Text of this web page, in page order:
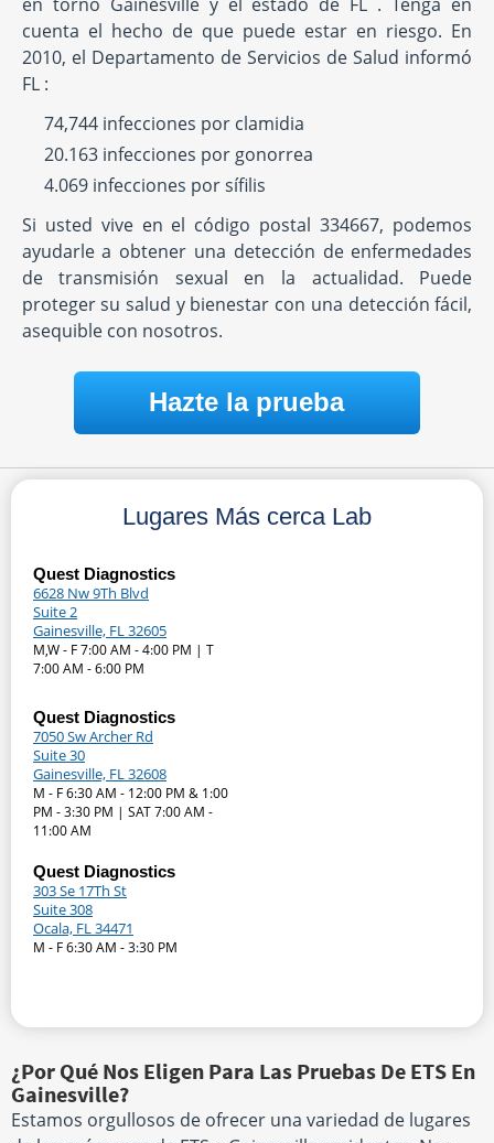
cuenta el hecho de que puede estar en riesgo. En
2010, el Departamento de Servicios de Salud informó
FL :
74,744 infecciones por clamidia
20.163 infecciones por gonorrea
4.069 infecciones por sífilis
Si usted vive en el código postal 334667, podemos
ayudarle a obtener una detección de enfermedades
de transmisión sexual en la actualidad. Puede
proteger su salud y bienestar con una detección fácil,
asequible con nosotros.
Hazte la prueba
Lugares Más cerca Lab
Quest Diagnostics
6628 Nw 9Th Blvd
Suite 2
Gainesville, FL 32605
M,W - F 7:00 AM - 4:00 PM | T
7:00 AM - 6:00 PM
Quest Diagnostics
7050 Sw Archer Rd
Suite 30
Gainesville, FL 32608
M - F 6:30 AM - 12:00 PM & 1:00
PM - 3:30 PM | SAT 7:00 AM -
11:00 AM
Quest Diagnostics
303 Se 17Th St
Suite 308
Ocala, FL 34471
M - F 6:30 AM - 3:30 PM
¿Por Qué Nos Eligen Para Las Pruebas De ETS En
Gainesville?
Estamos orgullosos de ofrecer una variedad de lugares